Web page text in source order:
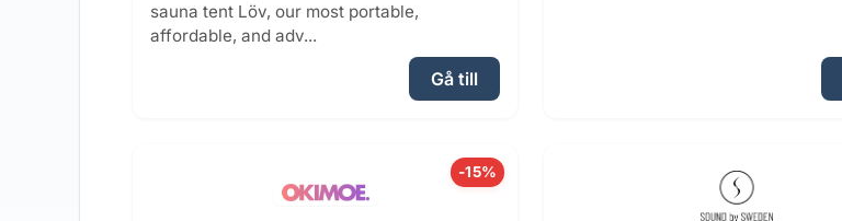
sauna tent Löv, our most portable,
affordable, and adv...
Gå till
-15%